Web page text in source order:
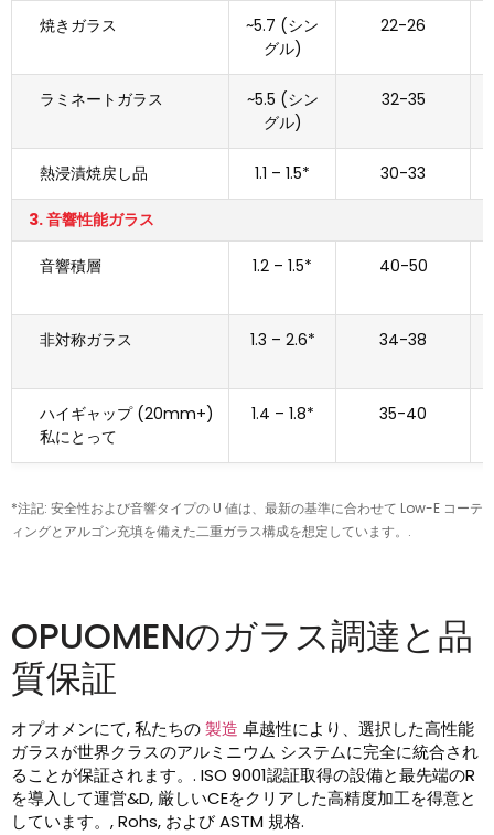
焼きガラス
~5.7 (シン
グル)
22-26
ラミネートガラス
~5.5 (シン
グル)
32-35
熱浸漬焼戻し品 1.1 – 1.5* 30-33
3. 音響性能ガラス
音響積層 1.2 – 1.5* 40-50
非対称ガラス 1.3 – 2.6* 34-38
ハイギャップ (20mm+)
私にとって
1.4 – 1.8* 35-40
*注記: 安全性および音響タイプの U 値は、最新の基準に合わせて Low-E コーテ
ィングとアルゴン充填を備えた二重ガラス構成を想定しています。.
OPUOMENのガラス調達と品
質保証
オプオメンにて, 私たちの製造 卓越性により、選択した高性能
ガラスが世界クラスのアルミニウム システムに完全に統合され
ることが保証されます。. ISO 9001認証取得の設備と最先端のR
を導入して運営&D, 厳しいCEをクリアした高精度加工を得意と
しています。, Rohs, および ASTM 規格.